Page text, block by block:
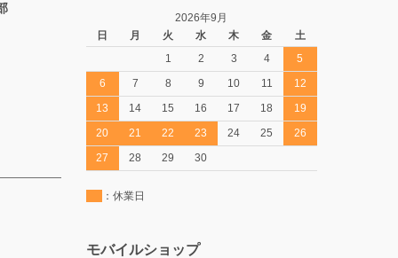
2026年9月
日
月 火 水 木 金
土
1
2 3 4
5
6
7 8 9 10 11
12
13
14 15 16 17 18
19
20
21 22 23 24 25
26
27
28 29 30
：休業日
モバイルショップ